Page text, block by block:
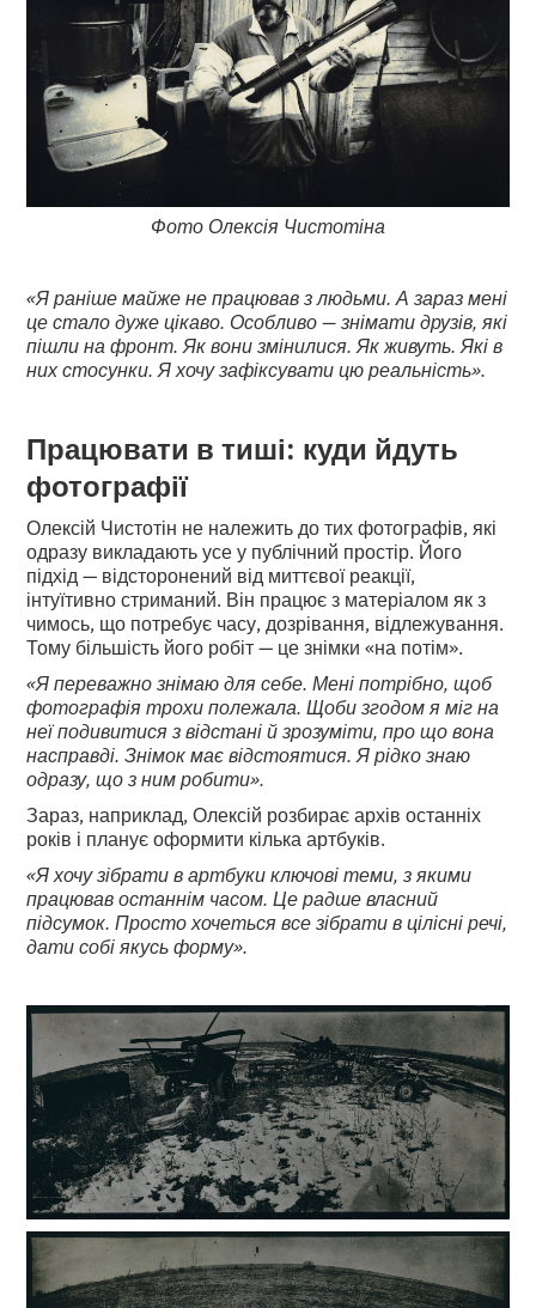
Фото Олексія Чистотіна
«Я раніше майже не працював з людьми. А зараз мені
це стало дуже цікаво. Особливо — знімати друзів, які
пішли на фронт. Як вони змінилися. Як живуть. Які в
них стосунки. Я хочу зафіксувати цю реальність».
Працювати в тиші: куди йдуть
фотографії
Олексій Чистотін не належить до тих фотографів, які
одразу викладають усе у публічний простір. Його
підхід — відсторонений від миттєвої реакції,
інтуїтивно стриманий. Він працює з матеріалом як з
чимось, що потребує часу, дозрівання, відлежування.
Тому більшість його робіт — це знімки «на потім».
«Я переважно знімаю для себе. Мені потрібно, щоб
фотографія трохи полежала. Щоби згодом я міг на
неї подивитися з відстані й зрозуміти, про що вона
насправді. Знімок має відстоятися. Я рідко знаю
одразу, що з ним робити».
Зараз, наприклад, Олексій розбирає архів останніх
років і планує оформити кілька артбуків.
«Я хочу зібрати в артбуки ключові теми, з якими
працював останнім часом. Це радше власний
підсумок. Просто хочеться все зібрати в цілісні речі,
дати собі якусь форму».